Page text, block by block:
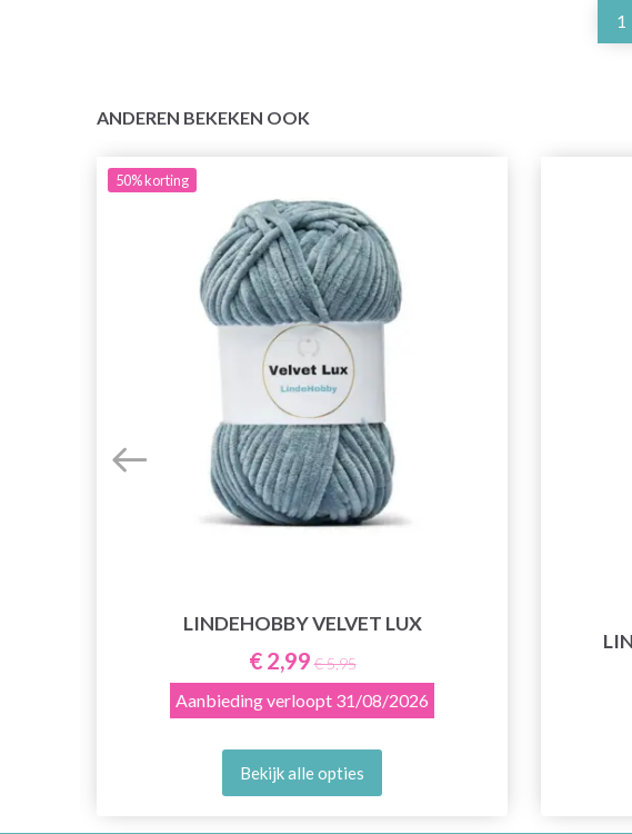
1
ANDEREN BEKEKEN OOK
50%korting
LINDEHOBBY VELVET LUX
€ 2,99 € 5,95
Aanbieding verloopt 31/08/2026
Bekijk alle opties